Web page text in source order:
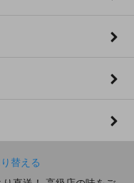
替える